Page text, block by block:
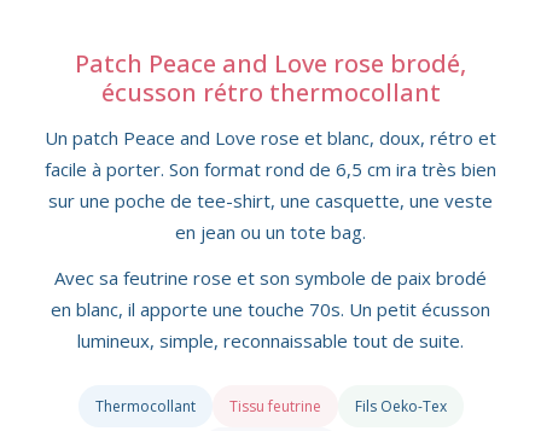
Patch Peace and Love rose brodé,
écusson rétro thermocollant
Un patch Peace and Love rose et blanc, doux, rétro et
facile à porter. Son format rond de 6,5 cm ira très bien
sur une poche de tee-shirt, une casquette, une veste
en jean ou un tote bag.
Avec sa feutrine rose et son symbole de paix brodé
en blanc, il apporte une touche 70s. Un petit écusson
lumineux, simple, reconnaissable tout de suite.
Thermocollant Tissu feutrine Fils Oeko-Tex